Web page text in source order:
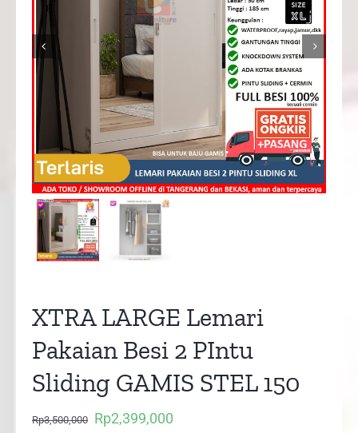
 
XTRA LARGE Lemari
Pakaian Besi 2 PIntu
Sliding GAMIS STEL 150
Rp3,500,000
Original
Rp2,399,000